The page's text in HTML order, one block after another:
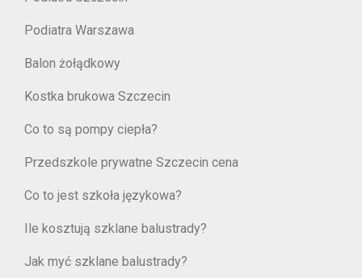
Podiatra Warszawa
Balon żołądkowy
Kostka brukowa Szczecin
Co to są pompy ciepła?
Przedszkole prywatne Szczecin cena
Co to jest szkoła językowa?
Ile kosztują szklane balustrady?
Jak myć szklane balustrady?